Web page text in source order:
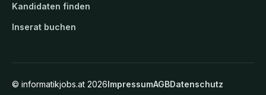
Kandidaten finden
Inserat buchen
© informatikjobs.at 2026ImpressumAGBDatenschutz